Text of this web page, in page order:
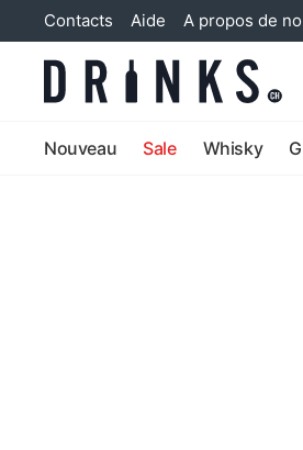
Contacts Aide A propos de
Nouveau Sale Whisky